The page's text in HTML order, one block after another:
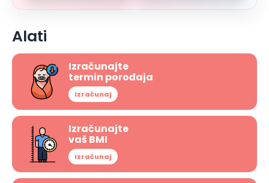
Alati
Izračunajte
termin porođaja
Izračunaj
Izračunajte
vaš BMI
Izračunaj